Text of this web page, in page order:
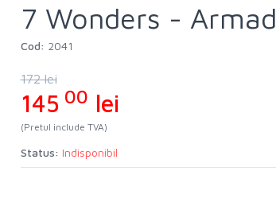
7 Wonders -
Cod: 2041
172 lei
145 00 lei
(Pretul include TVA)
Status: Indisponibil